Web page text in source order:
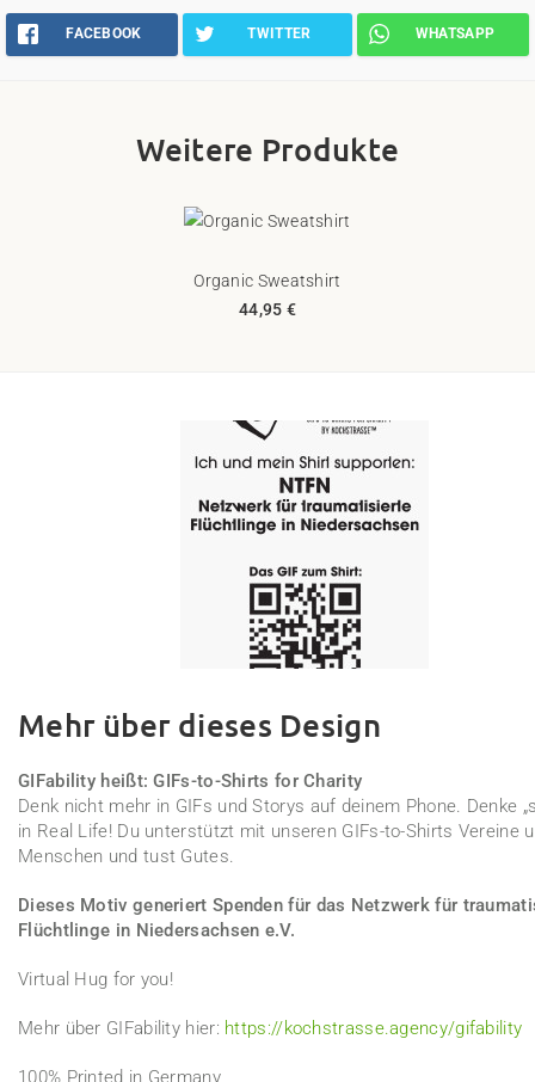
FACEBOOK TWITTER WHATSAPP
Weitere Produkte
Organic Sweatshirt
44,95 €
Mehr über dieses Design
GIFability heißt: GIFs-to-Shirts for Charity
Denk nicht mehr in GIFs und Storys auf deinem Phone. Denke
in Real Life! Du unterstützt mit unseren GIFs-to-Shirts Vereine
Menschen und tust Gutes.
Dieses Motiv generiert Spenden für das Netzwerk für
Flüchtlinge in Niedersachsen e.V.
Virtual Hug for you!
Mehr über GIFability hier: https://kochstrasse.agency/gifability
100% Printed in Germany